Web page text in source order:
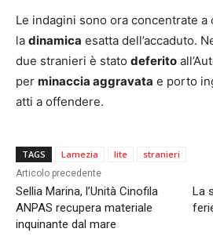
Le indagini sono ora concentrate a
la dinamica esatta dell’accaduto.
due stranieri è stato deferito
per minaccia aggravata e porto
atti a offendere.
TAGS Lamezia lite stranieri
Articolo precedente
Sellia Marina, l’Unità Cinofila
ANPAS recupera materiale
inquinante dal mare
La